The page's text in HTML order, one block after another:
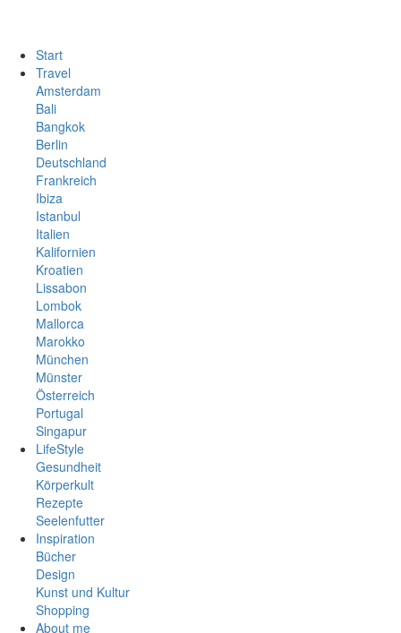
Start
Travel
Amsterdam
Bali
Bangkok
Berlin
Deutschland
Frankreich
Ibiza
Istanbul
Italien
Kalifornien
Kroatien
Lissabon
Lombok
Mallorca
Marokko
München
Münster
Österreich
Portugal
Singapur
Spanien
Südafrika
Thailand
Vietnam
LifeStyle
Gesundheit
Körperkult
Rezepte
Seelenfutter
Inspiration
Bücher
Design
Kunst und Kultur
Shopping
About me